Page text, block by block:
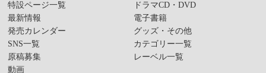
特設ページ一覧
最新情報
発売カレンダー
SNS一覧
原稿募集
動画
ドラマCD・DVD
電子書籍
グッズ・その他
カテゴリー一覧
レーベル一覧